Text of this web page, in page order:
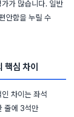
가 많습니다. 일반
안함을 누릴 수
핵심 차이
차이는 좌석
줄에 3석만